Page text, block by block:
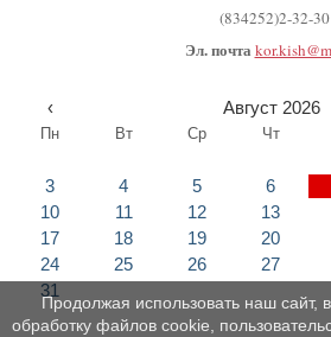
(834252)2-32-30
Эл. почта
‹ Август 2026
Пн Вт Ср Чт
3
4 5 6
10
11 12 13
17
18 19 20
24
25 26 27
31
Продолжая использовать наш сайт,
обработку файлов cookie,